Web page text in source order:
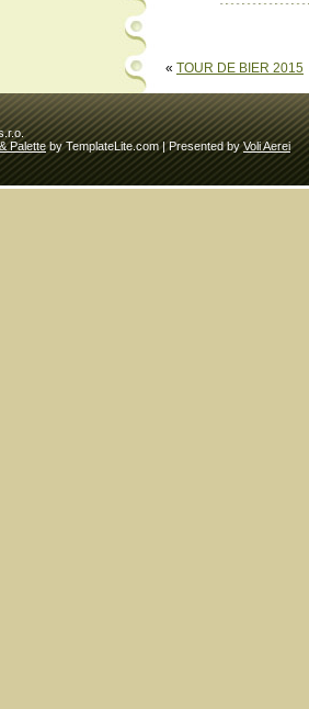
« TOUR DE BIER 2015
Paletteby TemplateLite.com | Presented byVoli Aerei